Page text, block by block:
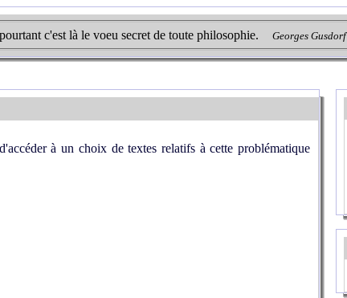
c'est là le voeu secret de toute philosophie. Georges Gusdorf
à un choix de textes relatifs à cette problématique